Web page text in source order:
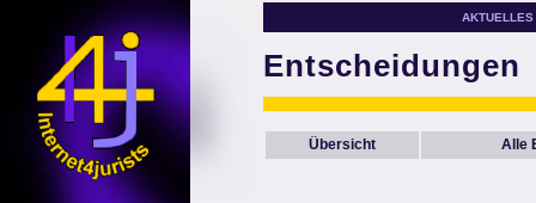
AKTUELLES
Entscheidungen
Übersicht Alle